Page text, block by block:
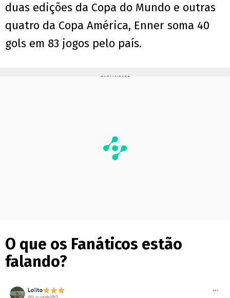
duas edições da Copa do Mundo e outras
quatro da Copa América, Enner soma 40
gols em 83 jogos pelo país.
PUBLICIDADE
O que os Fanáticos estão
falando?